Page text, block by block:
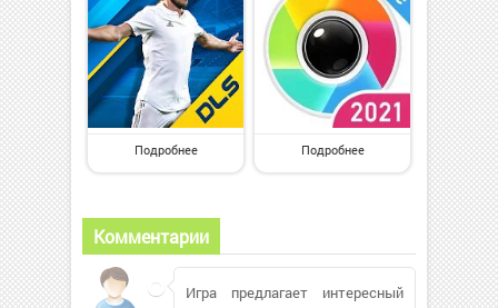
Подробнее Подробнее
Комментарии
Игра предлагает интересный